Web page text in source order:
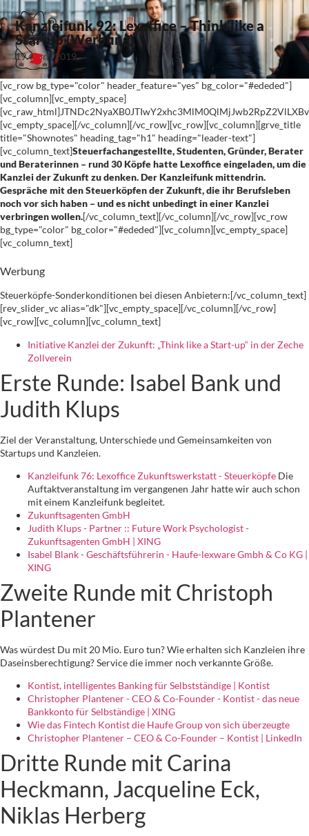
Kanzleifunk 92: Lexoffice – Think like a
Startup (Werbung)
19. April 2019
[vc_row bg_type="color" header_feature="yes" bg_color="#ededed"]
[vc_column][vc_empty_space]
[vc_empty_space][/vc_column][/vc_row][vc_row][vc_column][grve_title
title="Shownotes" heading_tag="h1" heading="leader-text"]
[vc_column_text]Steuerfachangestellte, Studenten, Gründer, Berater
und Beraterinnen – rund 30 Köpfe hatte Lexoffice eingeladen, um die
Kanzlei der Zukunft zu denken. Der Kanzleifunk mittendrin.
Gespräche mit den Steuerköpfen der Zukunft, die ihr Berufsleben
noch vor sich haben – und es nicht unbedingt in einer Kanzlei
verbringen wollen.[/vc_column_text][/vc_column][/vc_row][vc_row
bg_type="color" bg_color="#ededed"][vc_column][vc_empty_space]
[vc_column_text]
Werbung
Steuerköpfe-Sonderkonditionen bei diesen Anbietern:[/vc_column_text]
[rev_slider_vc alias="dk"][vc_empty_space][/vc_column][/vc_row]
[vc_row][vc_column][vc_column_text]
Initiative Kanzlei der Zukunft: „Think like a Start-up“ in der Zeche
Zollverein
Erste Runde: Isabel Bank und
Judith Klups
Ziel der Veranstaltung, Unterschiede und Gemeinsamkeiten von
Startups und Kanzleien.
Kanzleifunk 76: Lexoffice Zukunftswerkstatt - Steuerköpfe Die
Auftaktveranstaltung im vergangenen Jahr hatte wir auch schon
mit einem Kanzleifunk begleitet.
Zukunftsagenten GmbH
Judith Klups - Partner :: Future Work Psychologist -
Zukunftsagenten GmbH | XING
Isabel Blank - Geschäftsführerin - Haufe-lexware Gmbh & Co KG |
XING
Zweite Runde mit Christoph
Plantener
Was würdest Du mit 20 Mio. Euro tun? Wie erhalten sich Kanzleien ihre
Daseinsberechtigung? Service die immer noch verkannte Größe.
Kontist, intelligentes Banking für Selbstständige | Kontist
Christopher Plantener - CEO & Co-Founder - Kontist - das neue
Bankkonto für Selbständige | XING
Wie das Fintech Kontist die Haufe Group von sich überzeugte
Christopher Plantener – CEO & Co-Founder – Kontist | LinkedIn
Dritte Runde mit Carina
Heckmann, Jacqueline Eck,
Niklas Herberg